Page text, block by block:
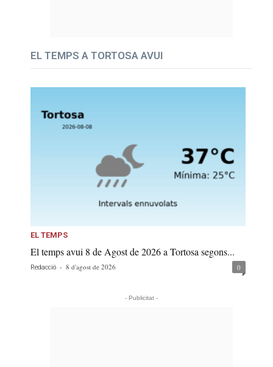
EL TEMPS A TORTOSA AVUI
EL TEMPS
El temps avui 8 de Agost de 2026 a Tortosa segons...
Redacció - 8 d'agost de 2026 0
- Publicitat -